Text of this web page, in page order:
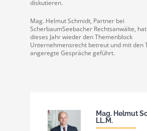
diskutieren.
Mag. Helmut Schmidt, Partner bei
ScherbaumSeebacher Rechtsanwälte,
dieses Jahr wieder den Themenblock
Unternehmensrecht betreut und mit den
angeregte Gespräche geführt.
Mag. Helmut
LL.M.